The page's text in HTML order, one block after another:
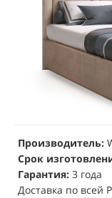
Производитель:
Срок
Гарантия: 3 года
Доставка по всей